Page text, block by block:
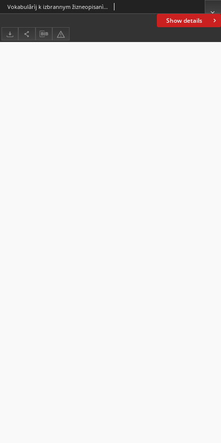
Show details
Vokabulârìj k izbrannym žizneopisanìâm Kornelìâ Nepota : posobìe dlâ učenikov (primenitelʹno k novym učebnym planam). Vypusk I-j, Milʹtìad, Femistokl, Aristid, Pavsanìj